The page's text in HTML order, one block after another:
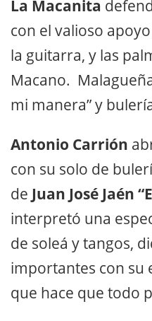
La Macanita
con el valioso
la guitarra, y las
Macano.
mi manera” y
Antonio Carrión
con su solo de
de Juan José Jaén
interpretó una
de soleá y tangos,
importantes con su
que hace que todo